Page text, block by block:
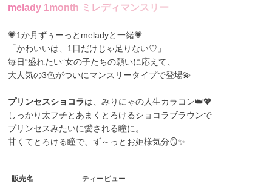
me ady 1month ミ レディ マンス リ ー
💗1か月ずぅーっとmeladyと一緒💗
「かわいいは、1日だけじゃ足りない♡」
毎日“盛れたい”女の子たちの願いに応えて、
大人気の3色がついにマンスリータイプで登場💫
プリンセスショコラは、みりにゃの人生カラコン👑💖
しっかり太フチとあまくとろけるショコラブラウンで
プリンセスみたいに愛される瞳に。
甘くてとろける瞳で、ず～っとお姫様気分🪞✨
販売名 ティービュー